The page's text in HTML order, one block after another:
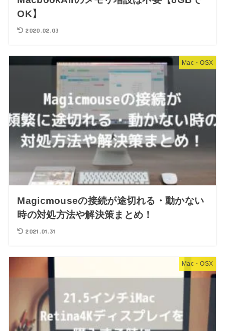
OK】
2020.02.03
Mac・OSX
Magicmouseの接続が途切れる・動かない
時の対処方法や解決策まとめ！
2021.01.31
Mac・OSX